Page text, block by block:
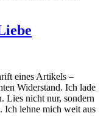
eines Artikels –
Widerstand. Ich lade
Lies nicht nur, sondern
Ich lehne mich weit aus